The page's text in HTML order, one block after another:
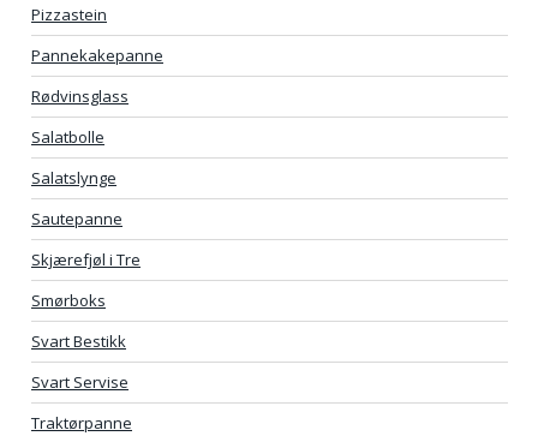
Pizzastein
Pannekakepanne
Rødvinsglass
Salatbolle
Salatslynge
Sautepanne
Skjærefjøl i Tre
Smørboks
Svart Bestikk
Svart Servise
Traktørpanne